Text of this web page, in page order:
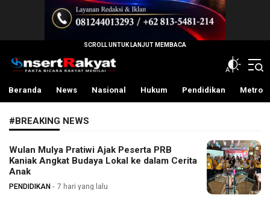
InsertRakyat.com
Fakta Bicara Rakyat Menilai
Beranda News Nasional Hukum Pendidikan Metro
#BREAKING NEWS
Wulan Mulya Pratiwi Ajak Peserta PRB
Kaniak Angkat Budaya Lokal ke dalam Cerita
Anak
PENDIDIKAN 7 hari yang lalu